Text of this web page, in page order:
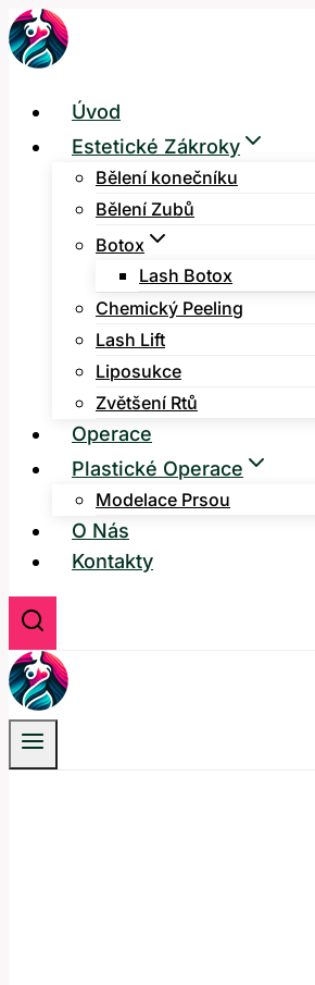
Přeskočit
na
Úvod
Estetické Zákroky
Bělení konečníku
Bělení Zubů
Botox
Lash Botox
Chemický Peeling
Lash Lift
Liposukce
Zvětšení Rtů
Operace
Plastické Operace
Modelace Prsou
O Nás
Kontakty